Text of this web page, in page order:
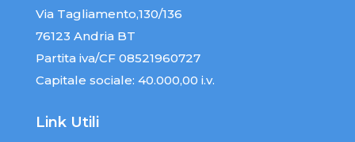
Via Tagliamento,130/136
76123 Andria BT
Partita iva/CF 08521960727
Capitale sociale: 40.000,00 i.v.
Link Utili